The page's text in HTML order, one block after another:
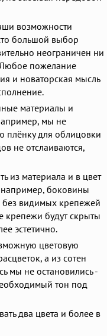
возможности
большой выбор
неограничен ни
пожелание
и новаторская мысль
материалы и
мы не
плёнку для облицовки
не отслаиваются,
из материала и в цвет
боковины
видимых крепежей
крепежи будут скрыты
эстетично.
цветовую
а из сотен
мы не остановились -
тон под
два цвета и более в